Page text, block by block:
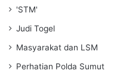
'STM'
Judi Togel
Masyarakat dan LSM
Perhatian Polda Sumut